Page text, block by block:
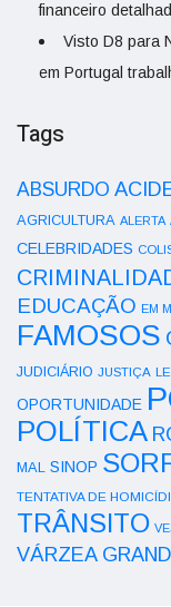
financeiro
Visto D8 para
em Portugal
Tags
ABSURDO
AGRICULTURA ALERTA
CELEBRIDADES
EDUCAÇÃO EM
FAMOSOS
JUDICIÁRIO JUSTIÇA
OPORTUNIDADE
POLÍTICA
MAL SINOP
TENTATIVA DE
TRÂNSITO
VÁRZEA